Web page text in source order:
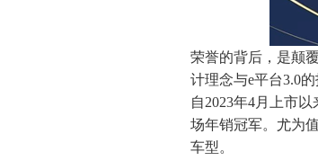
荣誉的背后，是颠
计理念与e平台3.0
自2023年4月上市
场年销冠军。尤为
车型。